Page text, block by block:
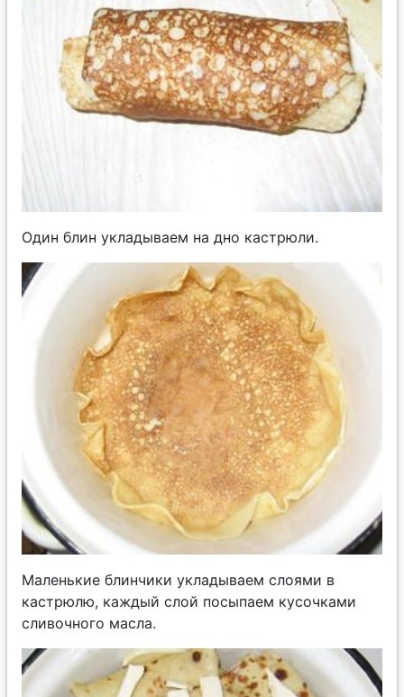
Один блин укладываем на дно кастрюли.
Маленькие блинчики укладываем слоями в
кастрюлю, каждый слой посыпаем кусочками
сливочного масла.